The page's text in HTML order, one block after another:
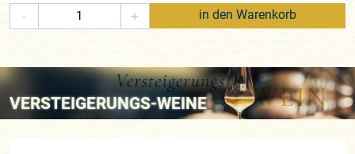
- + in den Warenkorb
VERSTEIGERUNGS-WEINE